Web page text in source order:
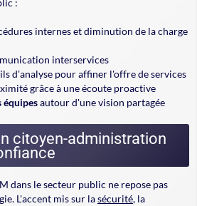
:
internes et diminution de la charge
interservices
d'analyse pour affiner l'offre de services
grâce à une écoute proactive
équipesautour d'une vision partagée
citoyen-administration
dans le secteur public ne repose pas
L'accent mis sur lasécurité, la